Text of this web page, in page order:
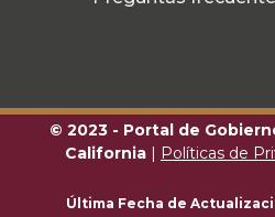
© 2023 - Portal de
California | Políticas de
Última Fecha de